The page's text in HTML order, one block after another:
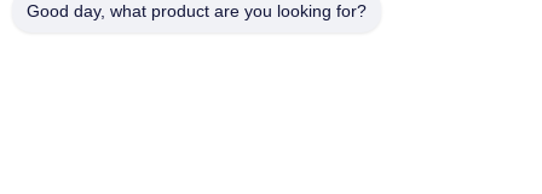
0086-158-1879-0524
Good day, what product are you looking for?